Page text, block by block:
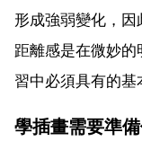
形成強弱變化，
距離感是在微妙
習中必須具有的基
學插畫需要準